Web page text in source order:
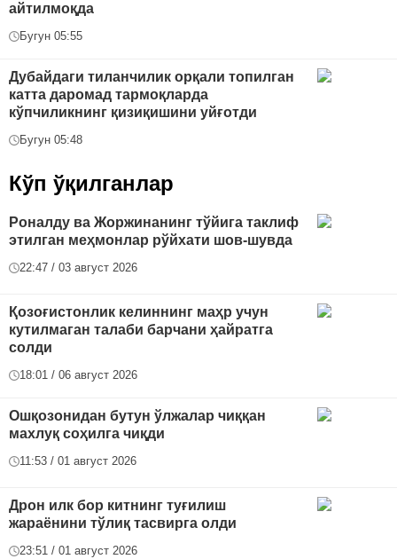
айтилмоқда
Бугун 05:55
Дубайдаги тиланчилик орқали топилган
катта даромад тармоқларда
кўпчиликнинг қизиқишини уйғотди
Бугун 05:48
Кўп ўқилганлар
Роналду ва Жоржинанинг тўйига таклиф
этилган меҳмонлар рўйхати шов-шувда
22:47 / 03 август 2026
Қозоғистонлик келиннинг маҳр учун
кутилмаган талаби барчани ҳайратга
солди
18:01 / 06 август 2026
Ошқозонидан бутун ўлжалар чиққан
махлуқ соҳилга чиқди
11:53 / 01 август 2026
Дрон илк бор китнинг туғилиш
жараёнини тўлиқ тасвирга олди
23:51 / 01 август 2026